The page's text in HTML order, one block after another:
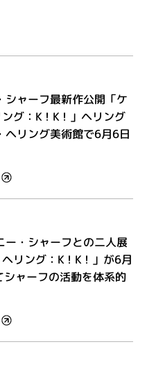
シャーフ最新作公開「ケ
グ：K！K！」ヘリング
ヘリング美術館で6月6日
ー・シャーフとの二人展
リング：K！K！」が6月
ャーフの活動を体系的